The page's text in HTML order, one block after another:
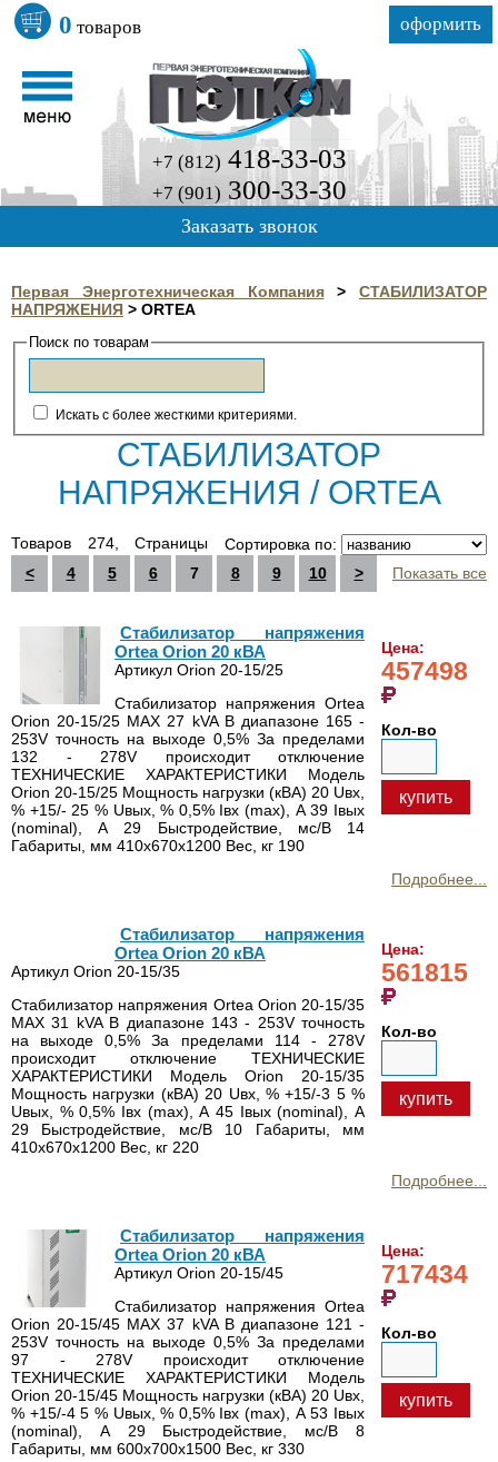
0 товаров оформить
+7 (812) 418-33-03
+7 (901) 300-33-30
Заказать звонок
Первая Энерготехническая Компания> СТАБИЛИЗАТОР
НАПРЯЖЕНИЯ > ORTEA
Поиск по товарам
Искать с более жесткими критериями.
СТАБИЛИЗАТОР
НАПРЯЖЕНИЯ / ORTEA
Сортировка по:
Товаров 274, Страницы
<
4 5 6 7 8 9 10 > Показать все
Цена:
457498
Кол-во
купить
Стабилизатор напряжения
Ortea Orion 20 кВА
Артикул Orion 20-15/25
Стабилизатор напряжения Ortea
Orion 20-15/25 MAX 27 kVA В диапазоне 165 -
253V точность на выходе 0,5% За пределами
132 - 278V происходит отключение
ТЕХНИЧЕСКИЕ ХАРАКТЕРИСТИКИ Модель
Orion 20-15/25 Мощность нагрузки (кВА) 20 Uвх,
% +15/- 25 % Uвых, % 0,5% Iвх (max), А 39 Iвых
(nominal), А 29 Быстродействие, мс/В 14
Габариты, мм 410х670х1200 Вес, кг 190
Подробнее...
Цена:
561815
Кол-во
купить
Стабилизатор напряжения
Ortea Orion 20 кВА
Артикул Orion 20-15/35
Стабилизатор напряжения Ortea Orion 20-15/35
MAX 31 kVA В диапазоне 143 - 253V точность
на выходе 0,5% За пределами 114 - 278V
происходит отключение ТЕХНИЧЕСКИЕ
ХАРАКТЕРИСТИКИ Модель Orion 20-15/35
Мощность нагрузки (кВА) 20 Uвх, % +15/-3 5 %
Uвых, % 0,5% Iвх (max), А 45 Iвых (nominal), А
29 Быстродействие, мс/В 10 Габариты, мм
410х670х1200 Вес, кг 220
Подробнее...
Цена:
717434
Кол-во
купить
Стабилизатор напряжения
Ortea Orion 20 кВА
Артикул Orion 20-15/45
Стабилизатор напряжения Ortea
Orion 20-15/45 MAX 37 kVA В диапазоне 121 -
253V точность на выходе 0,5% За пределами
97 - 278V происходит отключение
ТЕХНИЧЕСКИЕ ХАРАКТЕРИСТИКИ Модель
Orion 20-15/45 Мощность нагрузки (кВА) 20 Uвх,
% +15/-4 5 % Uвых, % 0,5% Iвх (max), А 53 Iвых
(nominal), А 29 Быстродействие, мс/В 8
Габариты, мм 600х700х1500 Вес, кг 330